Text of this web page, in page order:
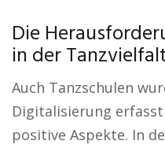
Die
in der
Auch Tanzschulen
Digitalisierung
positive Aspekte. In